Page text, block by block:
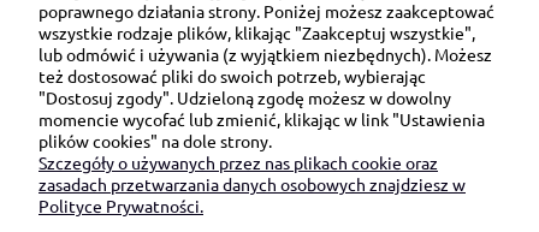
Ul. Brukowa 6/8 lok. 57/58
91-341 Łódź
NIP: 6751510615
SKONTAKTUJ SIĘ Z NAMI:
sklep@be-happygifts.com
+48 690 172 872
(pon-pt 9:00 - 15:30)
poprawnego działania strony. Poniżej możesz zaakceptować
wszystkie rodzaje plików, klikając "Zaakceptuj wszystkie",
lub odmówić i używania (z wyjątkiem niezbędnych). Możesz
też dostosować pliki do swoich potrzeb, wybierając
"Dostosuj zgody". Udzieloną zgodę możesz w dowolny
momencie wycofać lub zmienić, klikając w link "Ustawienia
plików cookies" na dole strony.
Szczegóły o używanych przez nas plikach cookie oraz
zasadach przetwarzania danych osobowych znajdziesz w
Polityce Prywatności.